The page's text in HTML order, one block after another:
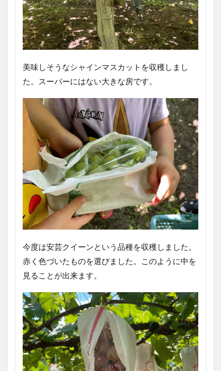
美味しそうなシャインマスカットを収穫しまし
た。スーパーにはない大きな房です。
今度は安芸クイーンという品種を収穫しました。
赤く色づいたものを選びました。このように中を
見ることが出来ます。